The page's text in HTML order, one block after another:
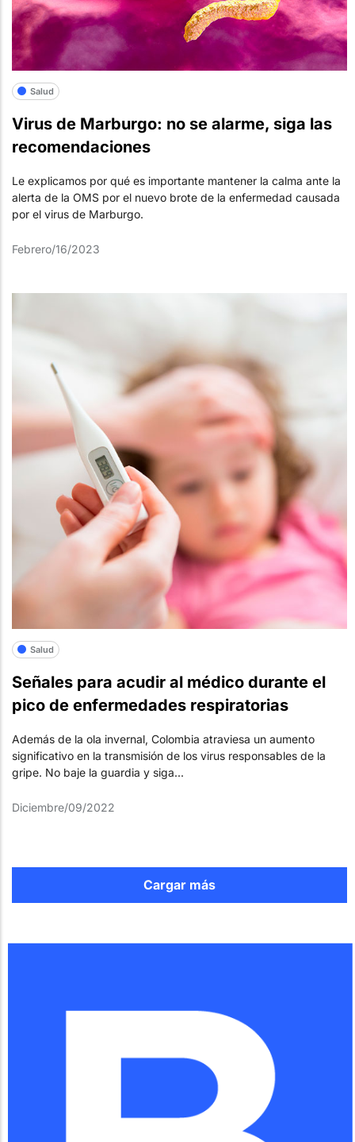
Salud
Virus de Marburgo: no se alarme, siga las
recomendaciones
Le explicamos por qué es importante mantener la calma ante la
alerta de la OMS por el nuevo brote de la enfermedad causada
por el virus de Marburgo.
Febrero/16/2023
Salud
Señales para acudir al médico durante el
pico de enfermedades respiratorias
Además de la ola invernal, Colombia atraviesa un aumento
significativo en la transmisión de los virus responsables de la
gripe. No baje la guardia y siga...
Diciembre/09/2022
Cargar más